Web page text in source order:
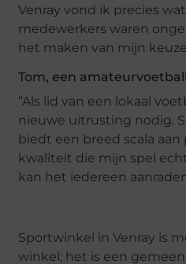
Venray vond ik precies
medewerkers waren
het maken van mijn
Tom, een
“Als lid van een lokaal
nieuwe uitrusting nodig.
biedt een breed scala
kwaliteit die mijn spel
kan het iedereen
Sportwinkel in Venray is
winkel; het is een